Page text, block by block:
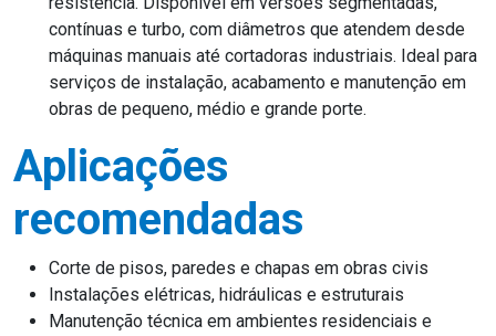
contínuas e turbo, com diâmetros que atendem desde
máquinas manuais até cortadoras industriais. Ideal para
serviços de instalação, acabamento e manutenção em
obras de pequeno, médio e grande porte.
Aplicações
recomendadas
Corte de pisos, paredes e chapas em obras civis
Instalações elétricas, hidráulicas e estruturais
Manutenção técnica em ambientes residenciais e